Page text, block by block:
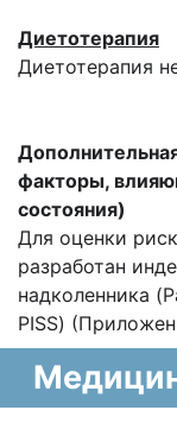
Диетотерапия
Диетотерапия
факторы,
состояния)
Для оценки
разработан
надколенника
PISS)